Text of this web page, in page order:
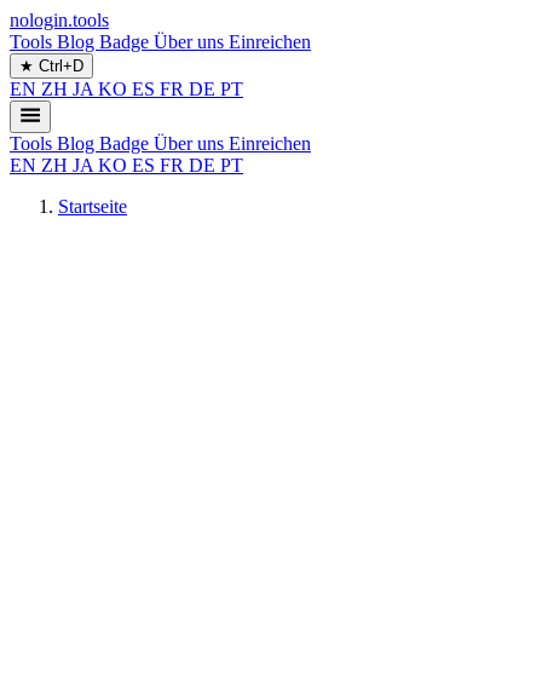
nologin.tools
Tools Blog Badge Über uns Einreichen
★ Ctrl+D
EN ZH JA KO ES FR DE PT
Tools Blog Badge Über uns Einreichen
EN ZH JA KO ES FR DE PT
Startseite